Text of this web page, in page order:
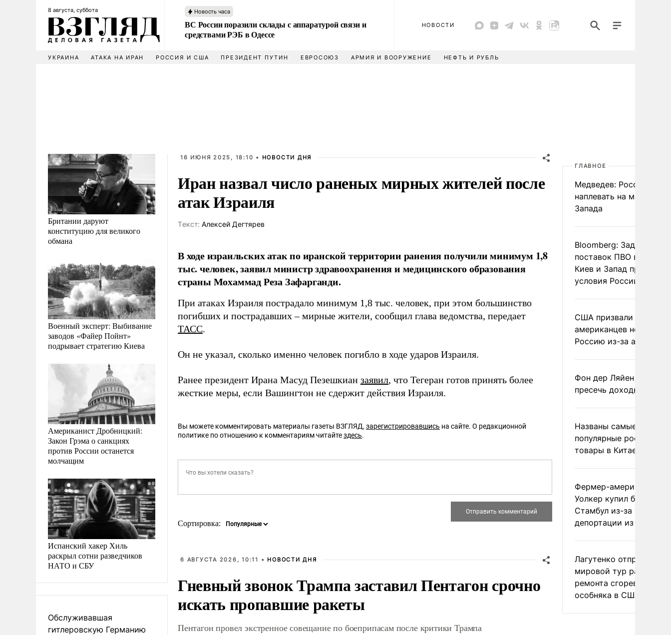
8 августа, суббота Новость часа
ВС России поразили склады с аппаратурой связи и
средствами РЭБ в Одессе
НОВОСТИ
УКРАИНА АТАКА НА ИРАН РОССИЯ И США ПРЕЗИДЕНТ ПУТИН ЕВРОСОЮЗ АРМИЯ И ВООРУЖЕНИЕ НЕФТЬ И РУБЛЬ
Британии даруют
конституцию для великого
обмана
Военный эксперт: Выбивание
заводов «Файер Пойнт»
подрывает стратегию Киева
Американист Дробницкий:
Закон Грэма о санкциях
против России останется
молчащим
Испанский хакер Хиль
раскрыл сотни разведчиков
НАТО и СБУ
Обслуживавшая
гитлеровскую Германию
16 ИЮНЯ 2025, 18:10 • НОВОСТИ ДНЯ
Иран назвал число раненых мирных жителей после
атак Израиля
Tекст: Алексей Дегтярев
В ходе израильских атак по иранской территории ранения получили минимум 1,8
тыс. человек, заявил министр здравоохранения и медицинского образования
страны Мохаммад Реза Зафарганди.
При атаках Израиля пострадало минимум 1,8 тыс. человек, при этом большинство
погибших и пострадавших – мирные жители, сообщил глава ведомства, передает
ТАСС.
Он не указал, сколько именно человек погибло в ходе ударов Израиля.
Ранее президент Ирана Масуд Пезешкиан заявил, что Тегеран готов принять более
жесткие меры, если Вашингтон не сдержит действия Израиля.
Вы можете комментировать материалы газеты ВЗГЛЯД, зарегистрировавшись на сайте. О редакционной
политике по отношению к комментариям читайтездесь.
Сортировка:
6 АВГУСТА 2026, 10:11 • НОВОСТИ ДНЯ
Гневный звонок Трампа заставил Пентагон срочно
искать пропавшие ракеты
Пентагон провел экстренное совещание по боеприпасам после критики Трампа
ГЛАВНОЕ
Медведев: России
наплевать на мнение
Запада
Bloomberg: Задержка
поставок ПВО вынудит
Киев и Запад принять
условия России
США призвали
американцев не
Россию из-за атак ВСУ
Фон дер Ляйен
пресечь доходы России
Названы самые
популярные российские
товары в Китае
Фермер-американец
Уолкер купил билет в
Стамбул из-за угрозы
депортации из России
Лагутенко отправился в
мировой тур ради
ремонта сгоревшего
особняка в США